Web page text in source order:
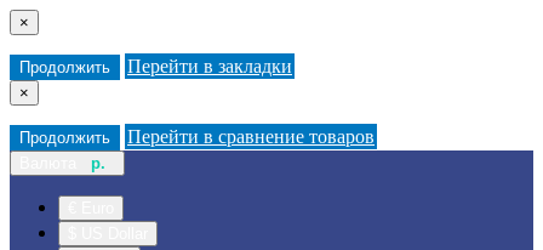
×
Продолжить Перейти в закладки
×
Продолжить Перейти в сравнение товаров
р.